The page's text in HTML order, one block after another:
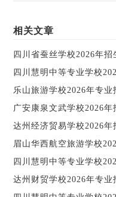
相关文章
四川省蚕丝学校2026年招
四川慧明中等专业学校
乐山旅游学校2026年专业
广安康泉文武学校2026年
达州经济贸易学校2026年
眉山华西航空旅游学校
四川慧明中等专业学校
达州财贸学校2026年专业